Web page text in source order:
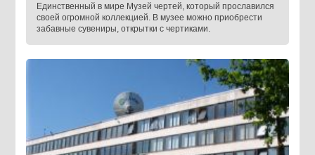
Единственный в мире Музей чертей, который прославился
своей огромной коллекцией. В музее можно приобрести
забавные сувениры, открытки с чертиками.